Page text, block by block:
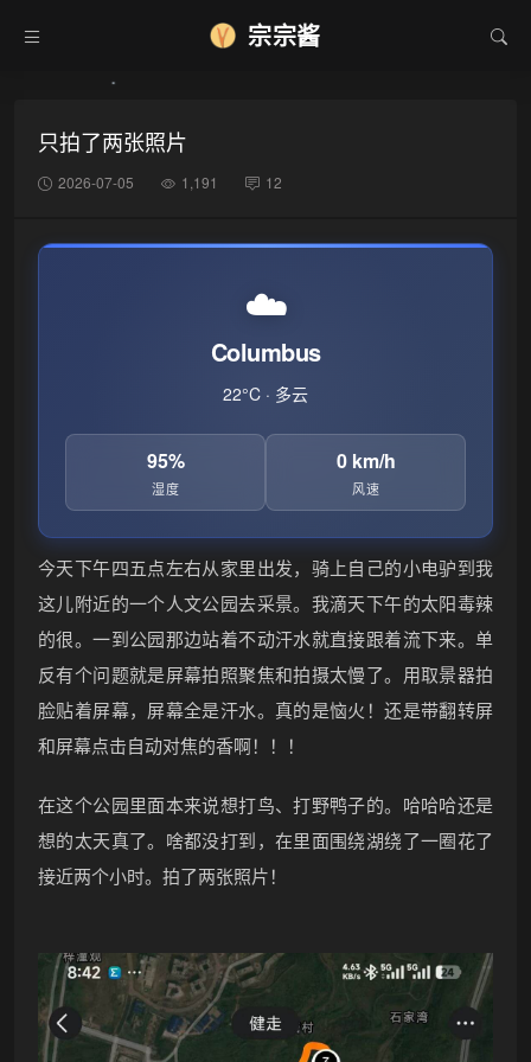
宗宗酱
只拍了两张照片
2026-07-05 1,191 12
☁️
Columbus
22°C · 多云
95%
湿度
0 km/h
风速
今天下午四五点左右从家里出发，骑上自己的小电驴到我
这儿附近的一个人文公园去采景。我滴天下午的太阳毒辣
的很。一到公园那边站着不动汗水就直接跟着流下来。单
反有个问题就是屏幕拍照聚焦和拍摄太慢了。用取景器拍
脸贴着屏幕，屏幕全是汗水。真的是恼火！还是带翻转屏
和屏幕点击自动对焦的香啊！！！
在这个公园里面本来说想打鸟、打野鸭子的。哈哈哈还是
想的太天真了。啥都没打到，在里面围绕湖绕了一圈花了
接近两个小时。拍了两张照片！